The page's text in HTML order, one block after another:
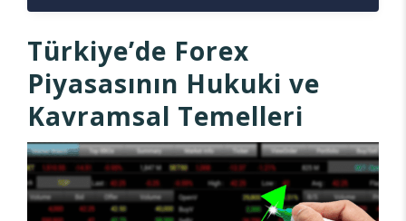
Türkiye’de Forex
Piyasasının Hukuki ve
Kavramsal Temelleri